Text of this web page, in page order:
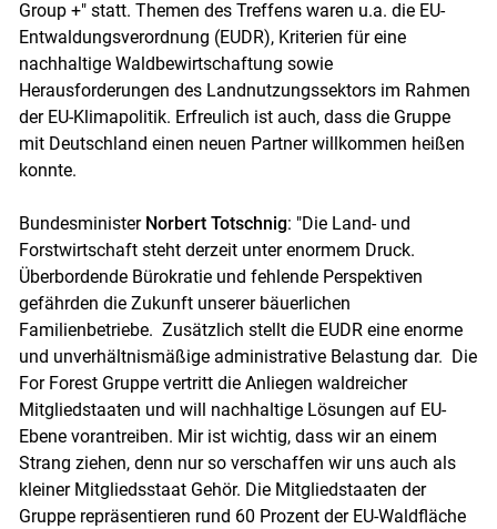
Skip to main content
Group +" statt. Themen des Treffens waren u.a. die EU-
Entwaldungsverordnung (EUDR), Kriterien für eine
nachhaltige Waldbewirtschaftung sowie
Herausforderungen des Landnutzungssektors im Rahmen
der EU-Klimapolitik. Erfreulich ist auch, dass die Gruppe
mit Deutschland einen neuen Partner willkommen heißen
konnte.
Bundesminister Norbert Totschnig: "Die Land- und
Forstwirtschaft steht derzeit unter enormem Druck.
Überbordende Bürokratie und fehlende Perspektiven
gefährden die Zukunft unserer bäuerlichen
Familienbetriebe. Zusätzlich stellt die EUDR eine enorme
und unverhältnismäßige administrative Belastung dar. Die
For Forest Gruppe vertritt die Anliegen waldreicher
Mitgliedstaaten und will nachhaltige Lösungen auf EU-
Ebene vorantreiben. Mir ist wichtig, dass wir an einem
Strang ziehen, denn nur so verschaffen wir uns auch als
kleiner Mitgliedsstaat Gehör. Die Mitgliedstaaten der
Gruppe repräsentieren rund 60 Prozent der EU-Waldfläche